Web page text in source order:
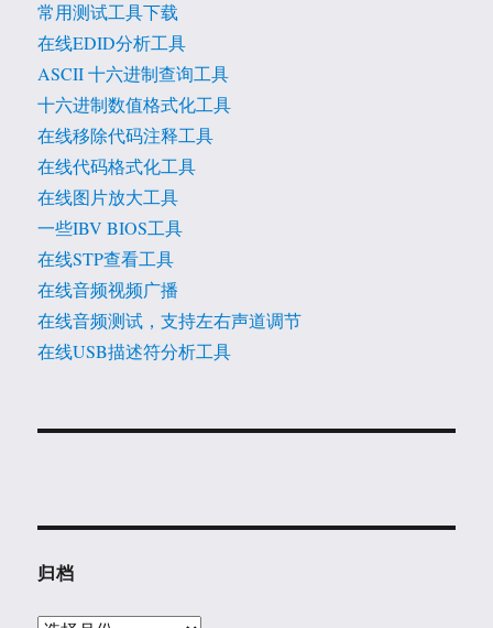
常用测试工具下载
在线EDID分析工具
ASCII 十六进制查询工具
十六进制数值格式化工具
在线移除代码注释工具
在线代码格式化工具
在线图片放大工具
一些IBV BIOS工具
在线STP查看工具
在线音频视频广播
在线音频测试，支持左右声道调节
在线USB描述符分析工具
归档